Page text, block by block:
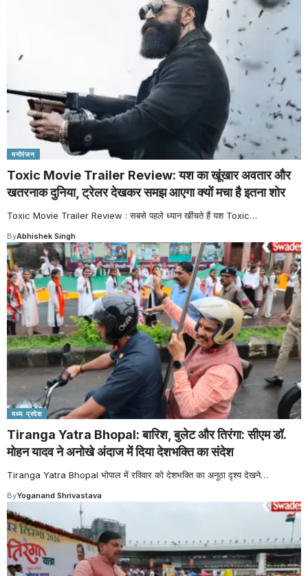
मनोरंजन
Toxic Movie Trailer Review: यश का खूंखार अवतार और
खतरनाक दुनिया, ट्रेलर देखकर समझ आएगा क्यों मचा है इतना शोर
Toxic Movie Trailer Review : सबसे पहले ध्यान खींचते हैं यश Toxic…
ByAbhishek Singh
मध्य प्रदेश
Tiranga Yatra Bhopal: बारिश, बुलेट और तिरंगा: सीएम डॉ.
मोहन यादव ने अनोखे अंदाज में दिया देशभक्ति का संदेश
Tiranga Yatra Bhopal भोपाल में रविवार को देशभक्ति का अनूठा दृश्य देखने…
ByYoganand Shrivastava